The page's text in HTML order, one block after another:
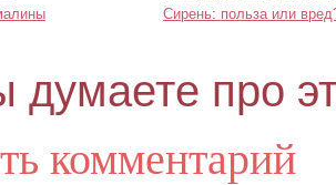
Сирень: польза или
думаете про
комментарий